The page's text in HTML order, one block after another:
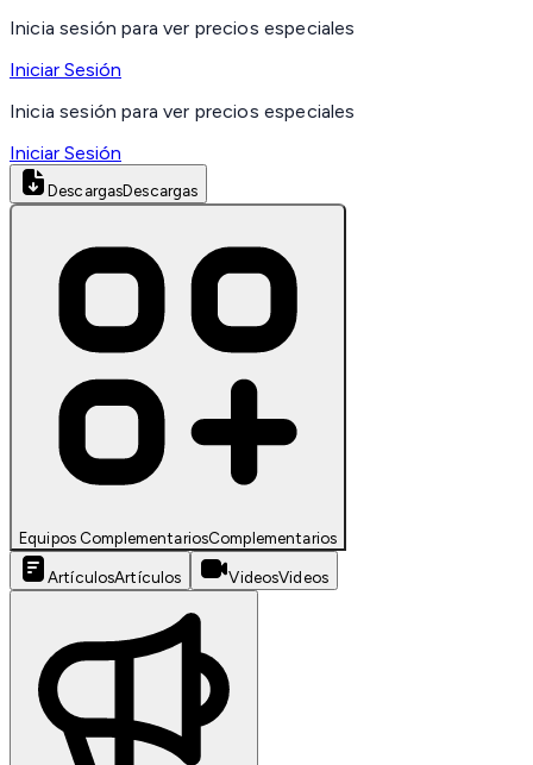
Inicia sesión para ver precios especiales
Iniciar Sesión
Inicia sesión para ver precios especiales
Iniciar Sesión
DescargasDescargas
Equipos ComplementariosComplementarios
ArtículosArtículos VideosVideos